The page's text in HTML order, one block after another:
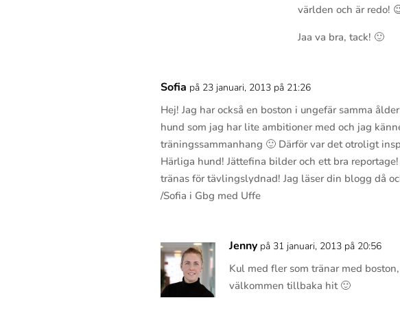
världen och är redo!
Jaa va bra, tack! 🙂
Sofia på 23 januari, 2013 på 21:26
Hej! Jag har också en boston i ungefär samma
hund som jag har lite ambitioner med och jag
träningssammanhang 🙂 Därför var det otroligt
Härliga hund! Jättefina bilder och ett bra
tränas för tävlingslydnad! Jag läser din blogg då
/Sofia i Gbg med Uffe
Jenny på 31 januari, 2013 på 20:56
Kul med fler som tränar med
välkommen tillbaka hit 🙂